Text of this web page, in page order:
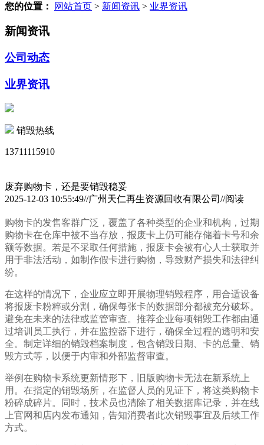
您的位置： 网站首页 > 新闻资讯 > 业界资讯
新闻资讯
公司动态
业界资讯
销毁热线
13711115910
废弃购物卡，还是要销毁稳妥
2025-12-03 10:55:49//广州天仁再生资源回收有限公司//阅读
购物卡的发售客群广泛，覆盖了各种类型的企业和机构，过期
购物卡在仓库中被不当存放，报废卡上仍可能存储着卡号和余
额等数据。若是不采取任何措施，报废卡会被有心人士获取并
用于非法活动，如制作假卡进行购物，导致财产损失和法律纠
纷。
在这样的情况下，企业应立即开展物理销毁程序，用合适设备
将报废卡粉粹或分割，确保每张卡的数据部分都被充分破坏。
避免在未来的法律或监管审查。推荐企业每项销毁工作都由通
过培训员工执行，并在监控器下进行，确保全过程的透明和安
全。制定详细的销毁档案制度，包含销毁日期、卡的总量、销
毁方式等，以便于内审和外部监督审查。
举例在购物卡系统更新情形下，旧版购物卡无法在新系统上
用。在指定的销毁场所，在监督人员的见证下，将这类购物卡
粉碎成碎片。同时，技术员也清除了相关数据库记录，并在线
上官网和店内发布通知，告知消费者此次销毁事宜及后续工作
方式。